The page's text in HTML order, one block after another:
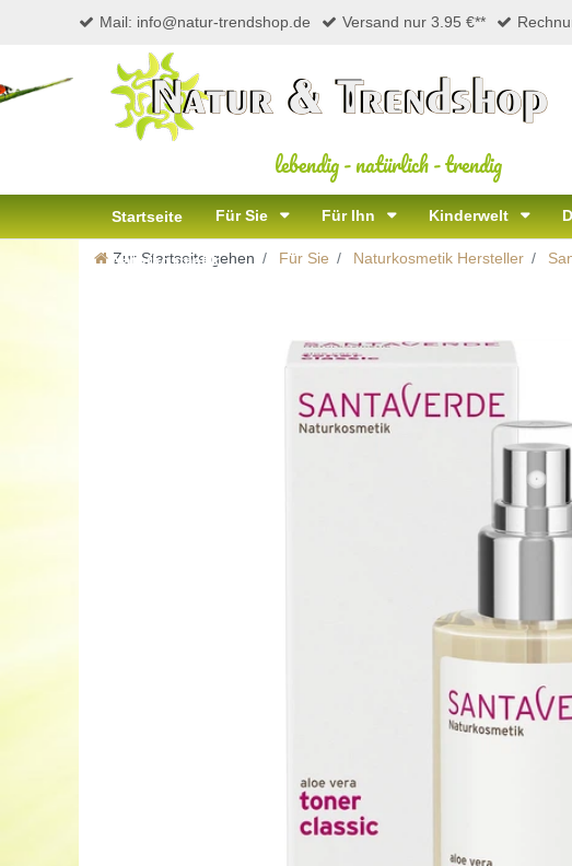
Mail: info@natur-trendshop.de Versand nur 3.95 €**
lebendig-natürlich-trendig
Startseite Für Sie Für Ihn Kinderwelt
Naturkosmetik
Zur Startseite gehen Für Sie Naturkosmetik Hersteller